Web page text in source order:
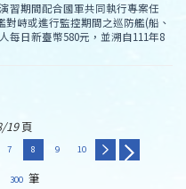
習期間配合國軍共同執行專案任
峙或進行監控期間之巡防艦(船、
每日新臺幣580元，並溯自111年8
19頁
7 8 9 10
300 筆